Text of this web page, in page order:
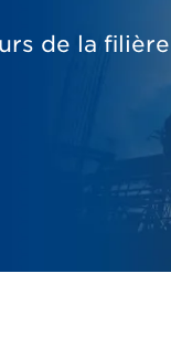
de la